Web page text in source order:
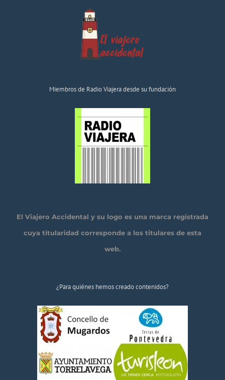
Miembros de Radio Viajera desde su fundación
El Viajero Accidental y su logo es una marca registrada
cuya titularidad corresponde a los titulares de esta
web.
¿Para quiénes hemos creado contenidos?